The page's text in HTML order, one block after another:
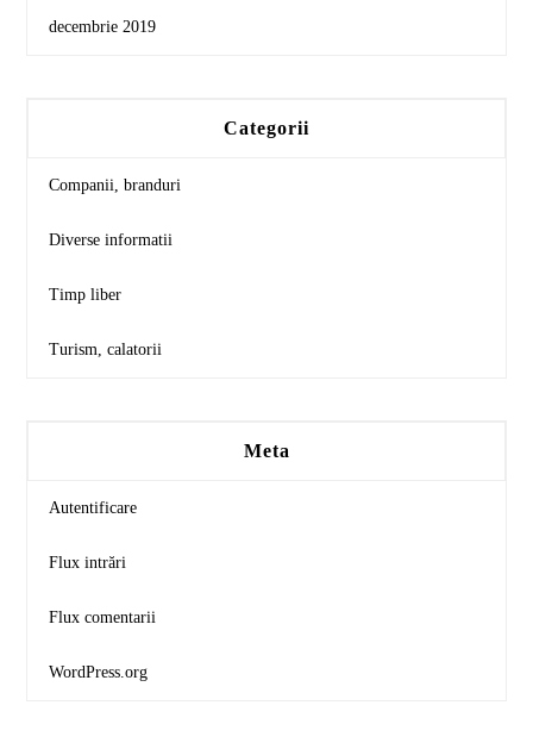
decembrie 2019
Categorii
Companii, branduri
Diverse informatii
Timp liber
Turism, calatorii
Meta
Autentificare
Flux intrări
Flux comentarii
WordPress.org